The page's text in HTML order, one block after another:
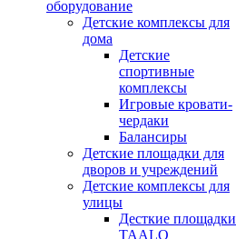
оборудование
Детские комплексы для
дома
Детские
спортивные
комплексы
Игровые кровати-
чердаки
Балансиры
Детские площадки для
дворов и учреждений
Детские комплексы для
улицы
Десткие площадки
TAALO